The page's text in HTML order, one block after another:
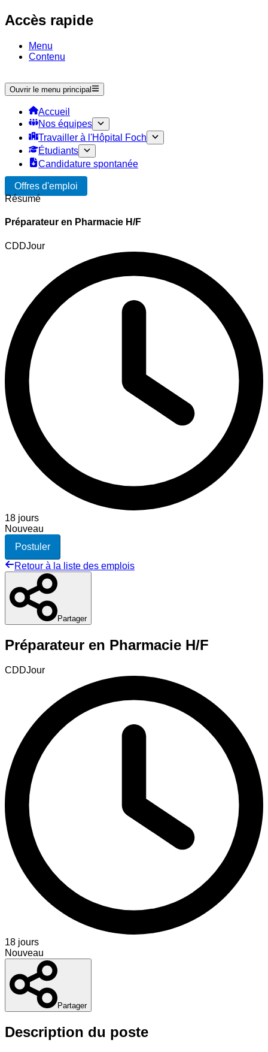
Accès rapide
Menu
Contenu
Ouvrir le menu principal
Accueil
Nos équipes
Travailler à l'Hôpital Foch
Étudiants
Candidature spontanée
Offres d'emploi
Résumé
Préparateur en Pharmacie H/F
CDDJour
18 jours
Nouveau
Postuler
Retour à la liste des emplois
Partager
Préparateur en Pharmacie H/F
CDDJour
18 jours
Nouveau
Partager
Description du poste